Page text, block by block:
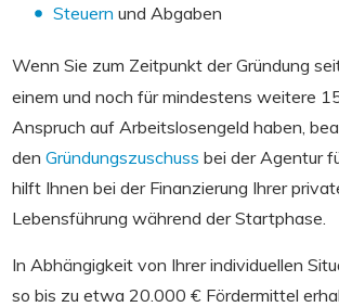
Steuern und Abgaben
Wenn Sie zum Zeitpunkt der Gründung
einem und noch für mindestens weitere
Anspruch auf Arbeitslosengeld haben,
den Gründungszuschuss bei der Agentur
hilft Ihnen bei der Finanzierung Ihrer
Lebensführung während der Startphase.
In Abhängigkeit von Ihrer individuellen
so bis zu etwa 20.000 € Fördermittel